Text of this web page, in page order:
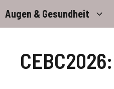
Inhalt
springen
Augen & Gesundheit